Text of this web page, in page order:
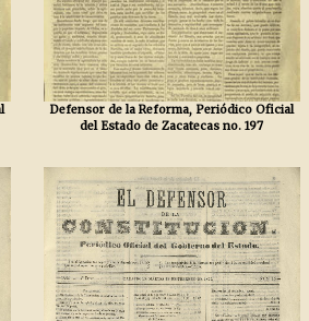
Defensor de la Reforma, Periódico Oficial
del Estado de Zacatecas no. 197